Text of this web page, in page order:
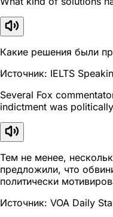
Какие решения были
Источник: IELTS
Several Fox
indictment was
Тем не менее,
предложили, что
политически
Источник: VOA Daily